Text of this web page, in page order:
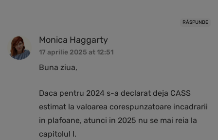
RĂSPUNDE
Monica Haggarty
17 aprilie 2025 at 12:51
Buna ziua,
Daca pentru 2024 s-a declarat deja CASS
estimat la valoarea corespunzatoare incadrarii
in plafoane, atunci in 2025 nu se mai reia la
capitolul I.